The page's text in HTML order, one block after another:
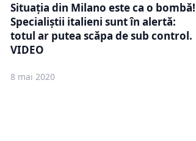
Situaţia din Milano este ca o bombă!
Specialiştii italieni sunt în alertă:
totul ar putea scăpa de sub control.
VIDEO
8 mai 2020